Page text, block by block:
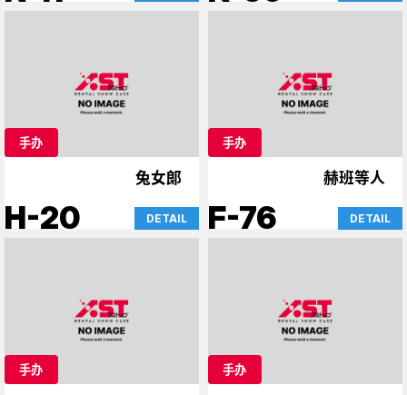
手办
兔女郎
H-20 DETAIL
手办
赫班等人
F-76 DETAIL
手办 手办